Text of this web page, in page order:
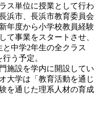
ス単位に授業として行わ
浜市、長浜市教育委員会
年度から小学校教員経験
て事業をスタートさせ、
中学2年生の全クラス
う予定。
施設を学内に開設してい
大学は「教育活動を通じ
を通じた理系人材の育成